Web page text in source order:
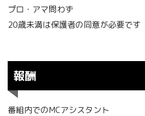
プロ・アマ問わず
20歳未満は保護者の同意が必要です
報酬
番組内でのMCアシスタント